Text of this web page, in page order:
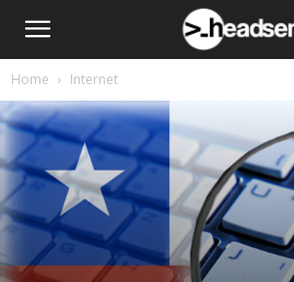
Home Internet